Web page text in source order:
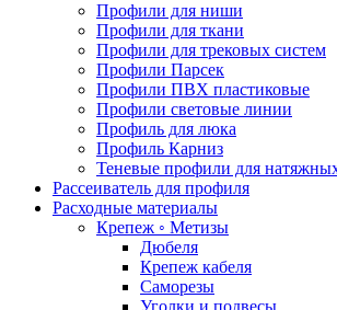
Профили для ниши
Профили для ткани
Профили для трековых систем
Профили Парсек
Профили ПВХ пластиковые
Профили световые линии
Профиль для люка
Профиль Карниз
Теневые профили для
Рассеиватель для профиля
Расходные материалы
Крепеж ◦ Метизы
Дюбеля
Крепеж кабеля
Саморезы
Уголки и подвесы